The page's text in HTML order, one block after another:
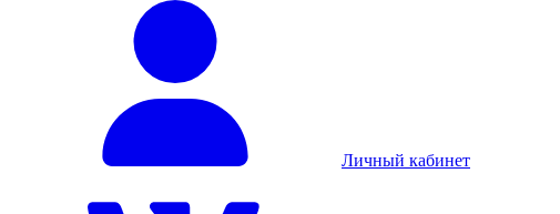
Личный кабинет